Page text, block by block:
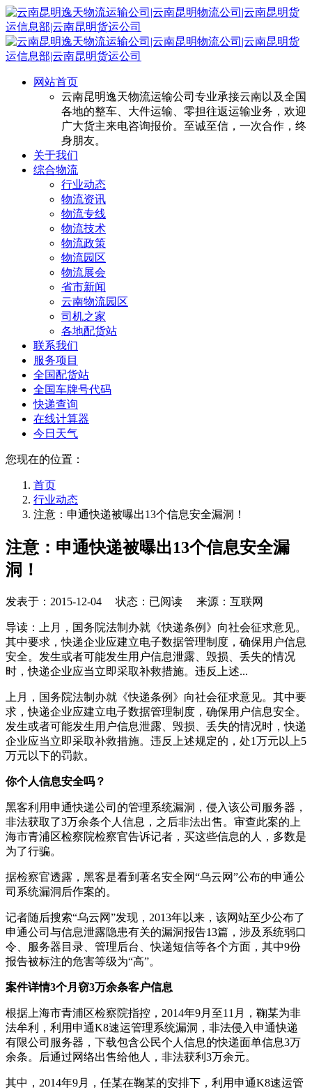
网站首页
云南昆明逸天物流运输公司专业承接云南以及全国
各地的整车、大件运输、零担往返运输业务，欢迎
广大货主来电咨询报价。至诚至信，一次合作，终
身朋友。
关于我们
综合物流
行业动态
物流资讯
物流专线
物流技术
物流政策
物流园区
物流展会
省市新闻
云南物流园区
司机之家
各地配货站
联系我们
服务项目
全国配货站
全国车牌号代码
快递查询
在线计算器
今日天气
您现在的位置：
首页
行业动态
注意：申通快递被曝出13个信息安全漏洞！
注意：申通快递被曝出13个信息安全漏
洞！
发表于： 2015-12-04 状态：已阅读 来源：互联网
导读：上月，国务院法制办就《快递条例》向社会征求意见。
其中要求，快递企业应建立电子数据管理制度，确保用户信息
安全。发生或者可能发生用户信息泄露、毁损、丢失的情况
时，快递企业应当立即采取补救措施。违反上述...
上月，国务院法制办就《快递条例》向社会征求意见。其中要
求，快递企业应建立电子数据管理制度，确保用户信息安全。
发生或者可能发生用户信息泄露、毁损、丢失的情况时，快递
企业应当立即采取补救措施。违反上述规定的，处1万元以上5
万元以下的罚款。
你个人信息安全吗？
黑客利用申通快递公司的管理系统漏洞，侵入该公司服务器，
非法获取了3万余条个人信息，之后非法出售。审查此案的上
海市青浦区检察院检察官告诉记者，买这些信息的人，多数是
为了行骗。
据检察官透露，黑客是看到著名安全网“乌云网”公布的申通公
司系统漏洞后作案的。
记者随后搜索“乌云网”发现，2013年以来，该网站至少公布了
申通公司与信息泄露隐患有关的漏洞报告13篇，涉及系统弱口
令、服务器目录、管理后台、快递短信等各个方面，其中9份
报告被标注的危害等级为“高”。
案件详情3个月窃3万余条客户信息
根据上海市青浦区检察院指控，2014年9月至11月，鞠某为非
法牟利，利用申通K8速运管理系统漏洞，非法侵入申通快递
有限公司服务器，下载包含公民个人信息的快递面单信息3万
余条。后通过网络出售给他人，非法获利3万余元。
其中，2014年9月，任某在鞠某的安排下，利用申通K8速运管